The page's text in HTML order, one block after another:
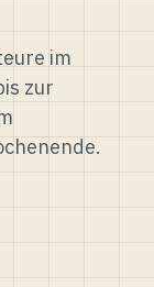
im
zur